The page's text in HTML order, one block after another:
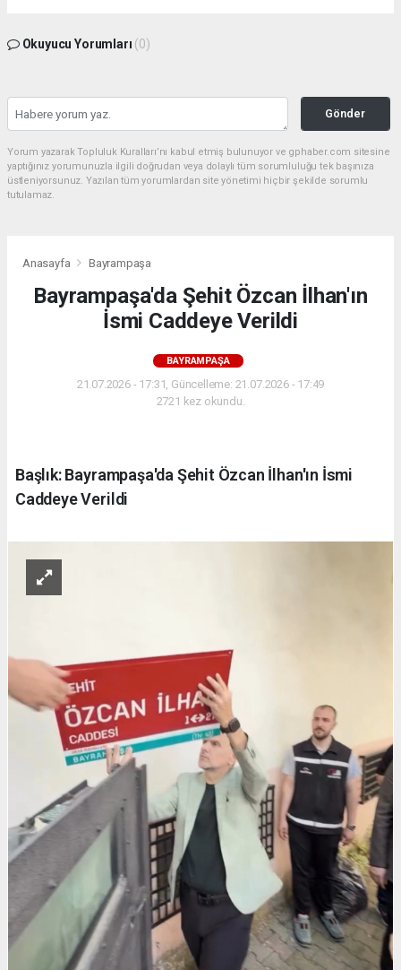
Okuyucu Yorumları (0)
Gönder
Yorum yazarak Topluluk Kuralları’nı kabul etmiş bulunuyor ve gphaber.com sitesine
yaptığınız yorumunuzla ilgili doğrudan veya dolaylı tüm sorumluluğu tek başınıza
üstleniyorsunuz. Yazılan tüm yorumlardan site yönetimi hiçbir şekilde sorumlu
tutulamaz.
Anasayfa Bayrampaşa
Bayrampaşa'da Şehit Özcan İlhan'ın
İsmi Caddeye Verildi
BAYRAMPAŞA
21.07.2026 - 17:31, Güncelleme: 21.07.2026 - 17:49
2721 kez okundu.
Başlık: Bayrampaşa'da Şehit Özcan İlhan'ın İsmi
Caddeye Verildi